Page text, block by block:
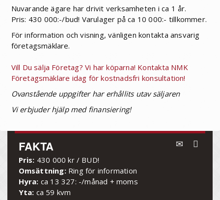
Nuvarande ägare har drivit verksamheten i ca 1 år.
Pris: 430 000:-/bud! Varulager på ca 10 000:- tillkommer.
För information och visning, vänligen kontakta ansvarig
företagsmäklare.
Vill Du sälja Företag? Vi har köparna! Kontakta NMK
Företagsmäklare idag för kostnadsfri konsultation!
Ovanstående uppgifter har erhållits utav säljaren
Vi erbjuder hjälp med finansiering!
FAKTA
Pris: 430 000 kr / BUD!
Omsättning: Ring för information
Hyra: ca 13 327: -/månad + moms
Yta: ca 59 kvm